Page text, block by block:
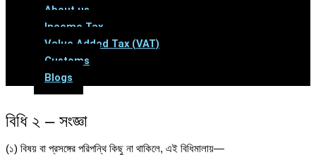
About us
Income Tax
Value Added Tax (VAT)
Customs
Blogs
বিধি ২ – সংজ্ঞা
(১) বিষয় বা প্রসঙ্গের পরিপন্থি কিছু না থাকিলে, এই বিধিমালায়—